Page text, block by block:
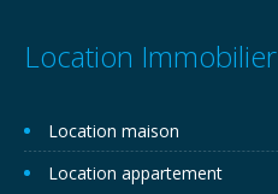
Location Immobilier
Location maison
Location appartement